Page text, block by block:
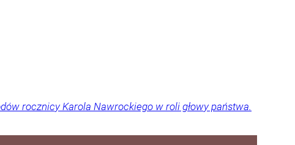
rocznicy Karola Nawrockiego w roli głowy państwa.